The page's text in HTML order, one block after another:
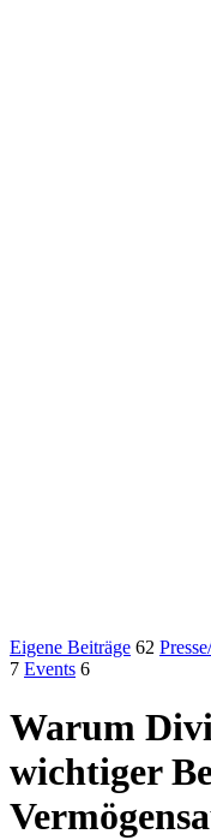
Eigene Beiträge 62
7 Events 6
Warum
wichtiger